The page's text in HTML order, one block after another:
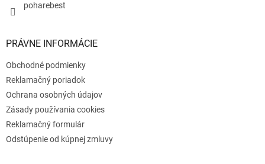
poharebest
PRÁVNE INFORMÁCIE
Obchodné podmienky
Reklamačný poriadok
Ochrana osobných údajov
Zásady používania cookies
Reklamačný formulár
Odstúpenie od kúpnej zmluvy